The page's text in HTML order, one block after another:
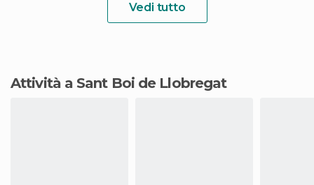
Vedi tutto
Attività a Sant Boi de Llobregat